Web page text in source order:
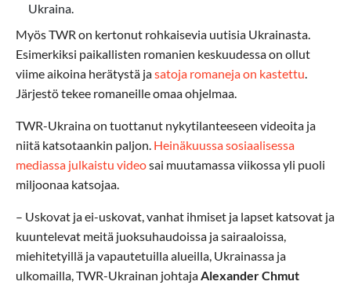
Ukraina.
Myös TWR on kertonut rohkaisevia uutisia Ukrainasta.
Esimerkiksi paikallisten romanien keskuudessa on ollut
viime aikoina herätystä jasatoja romaneja on kastettu.
Järjestö tekee romaneille omaa ohjelmaa.
TWR-Ukraina on tuottanut nykytilanteeseen videoita ja
niitä katsotaankin paljon. Heinäkuussa sosiaalisessa
mediassa julkaistu videosai muutamassa viikossa yli puoli
miljoonaa katsojaa.
– Uskovat ja ei-uskovat, vanhat ihmiset ja lapset katsovat ja
kuuntelevat meitä juoksuhaudoissa ja sairaaloissa,
miehitetyillä ja vapautetuilla alueilla, Ukrainassa ja
ulkomailla, TWR-Ukrainan johtajaAlexander Chmut